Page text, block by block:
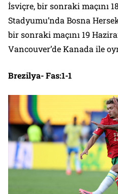
İsviçre, bir sonraki maçını
Stadyumu’nda Bosna
bir sonraki maçını 19
Vancouver’de Kanada ile
Brezilya- Fas:1-1